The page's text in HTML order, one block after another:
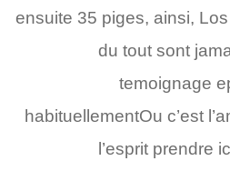
ensuite 35 piges, ainsi,
du tout sont
temoignage
habituellementOu c’est
l’esprit prendre